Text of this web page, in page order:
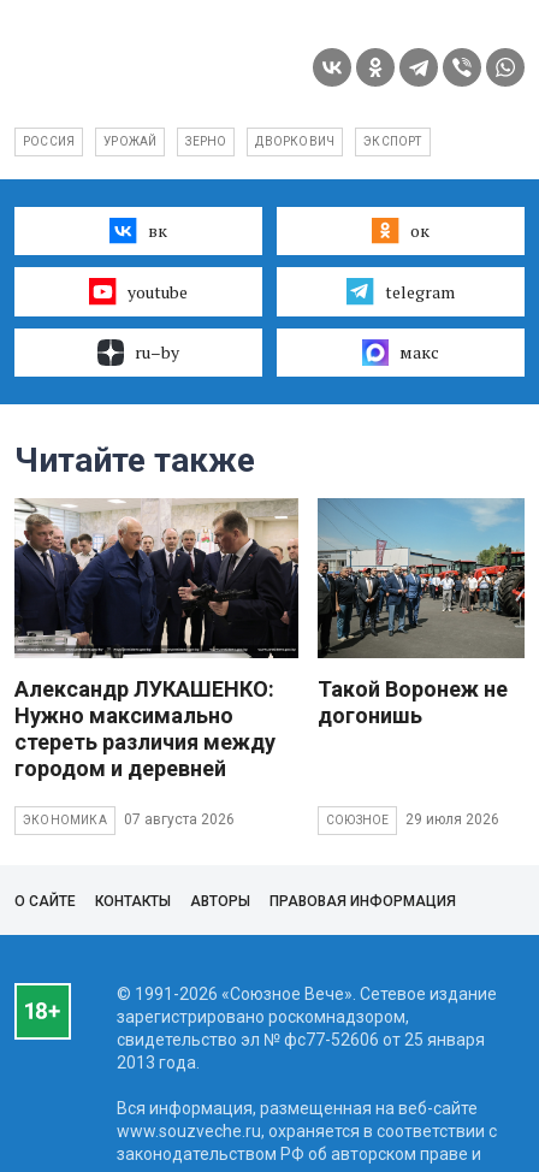
РОССИЯ УРОЖАЙ ЗЕРНО ДВОРКОВИЧ ЭКСПОРТ
вк ок
youtube telegram
ru–by макс
Читайте также
Александр ЛУКАШЕНКО:
Нужно максимально
стереть различия между
городом и деревней
ЭКОНОМИКА 07 августа 2026
Такой Воронеж не
догонишь
СОЮЗНОЕ 29 июля 2026
О САЙТЕ КОНТАКТЫ АВТОРЫ ПРАВОВАЯ ИНФОРМАЦИЯ
© 1991-2026 «Союзное Вече». Сетевое издание
зарегистрировано роскомнадзором,
свидетельство эл № фc77-52606 от 25 января
2013 года.
Вся информация, размещенная на веб-сайте
www.souzveche.ru, охраняется в соответствии с
законодательством РФ об авторском праве и